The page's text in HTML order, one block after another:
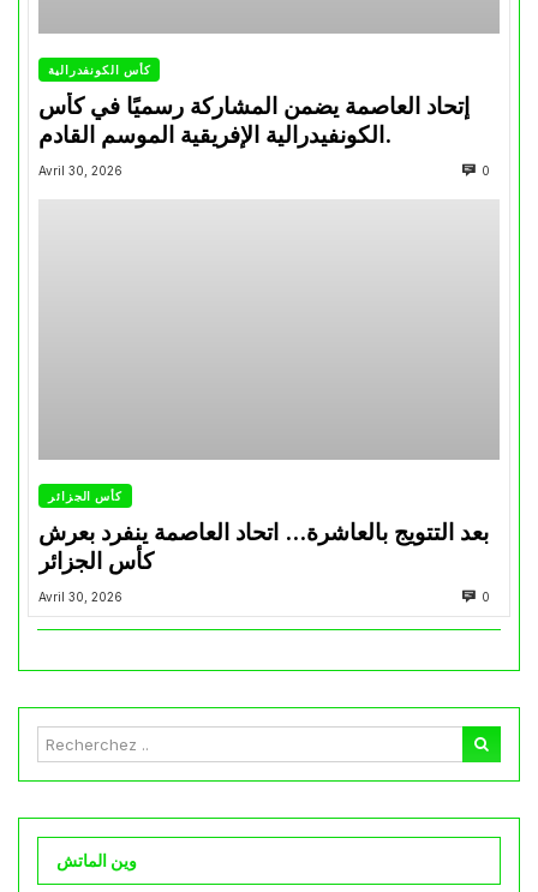
كأس الكونفدرالية
إتحاد العاصمة يضمن المشاركة رسميًا في كأس
الكونفيدرالية الإفريقية الموسم القادم.
Avril 30, 2026 0
كأس الجزائر
بعد التتويج بالعاشرة… اتحاد العاصمة ينفرد بعرش
كأس الجزائر
Avril 30, 2026 0
وين الماتش